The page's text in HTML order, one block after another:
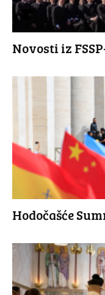
Novosti iz
Hodočašće